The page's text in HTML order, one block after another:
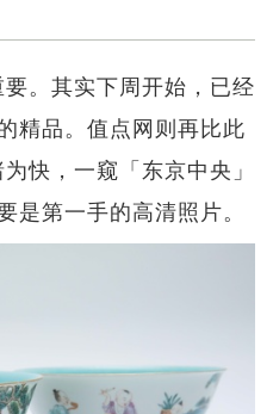
。其实下周开始，已经
精品。值点网则再比此
快，一窥「东京中央」
是第一手的高清照片。